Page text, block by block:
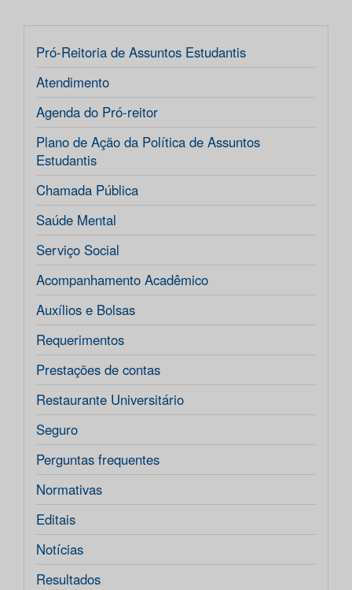
Pró-Reitoria de Assuntos Estudantis
Atendimento
Agenda do Pró-reitor
Plano de Ação da Política de Assuntos
Estudantis
Chamada Pública
Saúde Mental
Serviço Social
Acompanhamento Acadêmico
Auxílios e Bolsas
Requerimentos
Prestações de contas
Restaurante Universitário
Seguro
Perguntas frequentes
Normativas
Editais
Notícias
Resultados